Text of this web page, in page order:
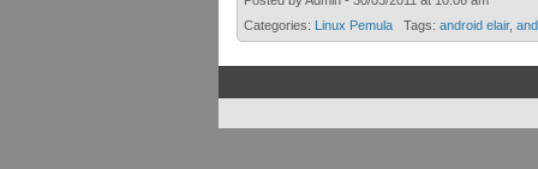
Categories: Linux Pemula Tags: android elair,